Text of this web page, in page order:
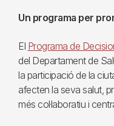
Un programa per
El Programa de
del Departament de
la participació de la
afecten la seva salut,
més col·laboratiu i